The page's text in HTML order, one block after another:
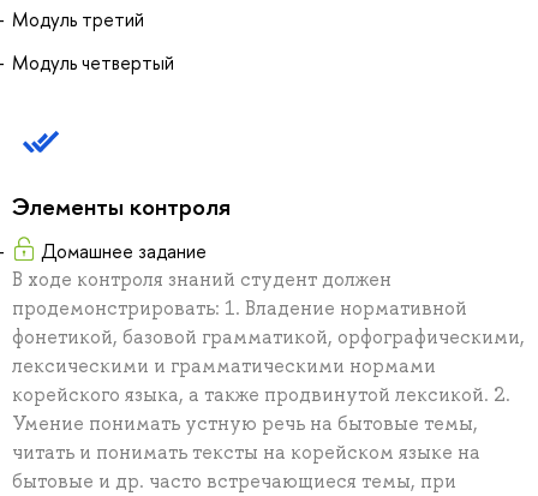
Модуль третий
Модуль четвертый
Элементы контроля
Домашнее задание
В ходе контроля знаний студент должен
продемонстрировать: 1. Владение нормативной
фонетикой, базовой грамматикой, орфографическими,
лексическими и грамматическими нормами
корейского языка, а также продвинутой лексикой. 2.
Умение понимать устную речь на бытовые темы,
читать и понимать тексты на корейском языке на
бытовые и др. часто встречающиеся темы, при